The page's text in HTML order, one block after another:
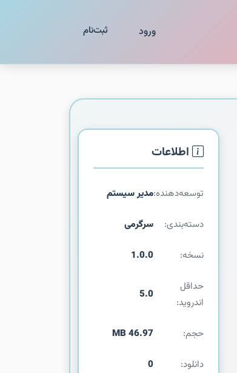
ورود ثبت‌نام
اطلاعات
توسعه‌دهنده:مدیر سیستم
دسته‌بندی: سرگرمی
نسخه: 1.0.0
حداقل
اندروید:
5.0
حجم: 46.97 MB
دانلود: 0